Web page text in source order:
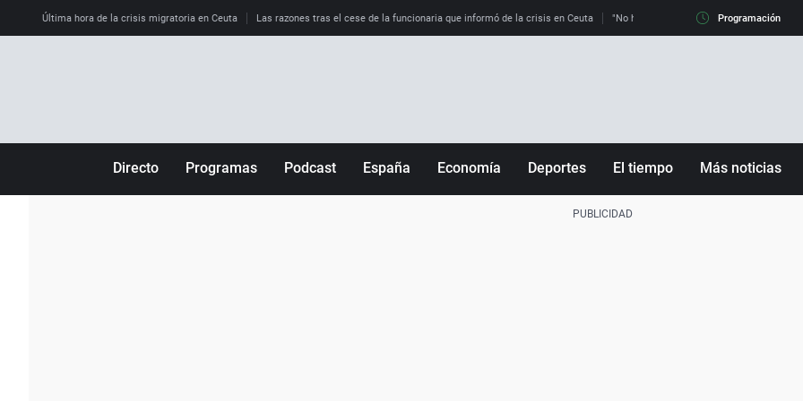
Última hora de la crisis migratoria en Ceuta Las razones tras el cese de la funcionaria que informó de la crisis en Ceuta "No hay mafias, que no nos engañen":
Programación
Directo Programas Podcast España Economía Deportes El tiempo Más noticias